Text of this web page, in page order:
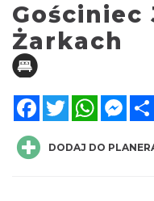
Żarkach
FacebookTwitter
DODAJ DO